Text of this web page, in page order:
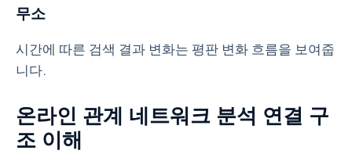
무소
시간에 따른 검색 결과 변화는 평판 변화 흐름을 보여줍
니다.
온라인 관계 네트워크 분석 연결 구
조 이해